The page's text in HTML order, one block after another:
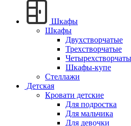
Шкафы
Шкафы
Двухстворчатые
Трехстворчатые
Шкафы-купе
Стеллажи
Детская
Кровати детские
Для подростка
Для мальчика
Для девочки